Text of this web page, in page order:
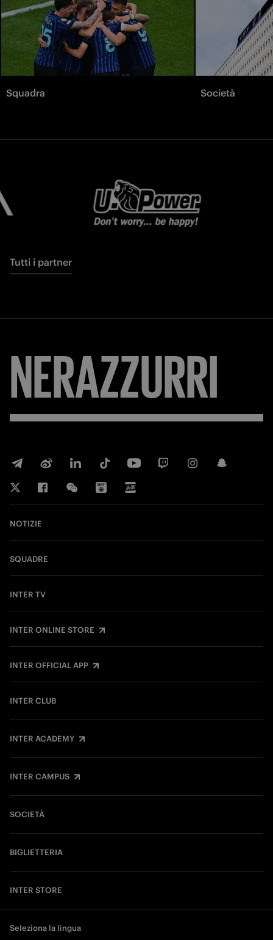
Squadra Società
Tutti i partner
NERAZZURRI
NOTIZIE
SQUADRE
INTER TV
INTER ONLINE STORE
INTER OFFICIAL APP
INTER CLUB
INTER ACADEMY
INTER CAMPUS
SOCIETÀ
BIGLIETTERIA
INTER STORE
Seleziona la lingua